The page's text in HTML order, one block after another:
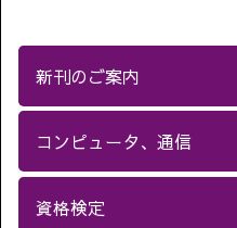
新刊のご案内
コンピュータ、通信
資格検定